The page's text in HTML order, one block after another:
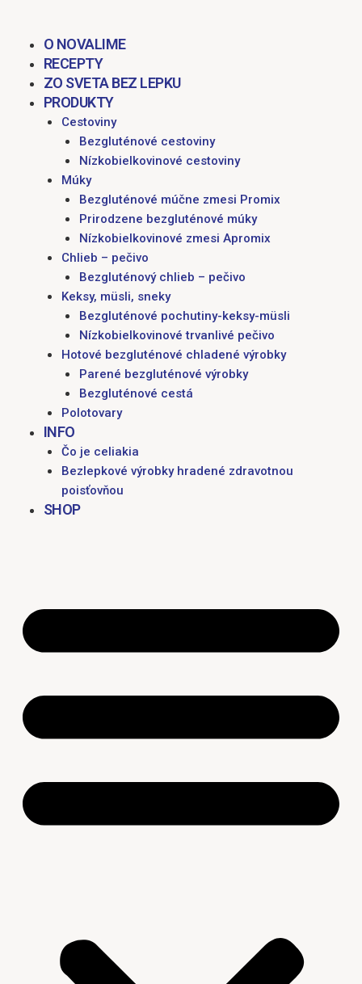
O NOVALIME
RECEPTY
ZO SVETA BEZ LEPKU
PRODUKTY
Cestoviny
Bezgluténové cestoviny
Nízkobielkovinové cestoviny
Múky
Bezgluténové múčne zmesi Promix
Prirodzene bezgluténové múky
Nízkobielkovinové zmesi Apromix
Chlieb – pečivo
Bezgluténový chlieb – pečivo
Keksy, müsli, sneky
Bezgluténové pochutiny-keksy-müsli
Nízkobielkovinové trvanlivé pečivo
Hotové bezgluténové chladené výrobky
Parené bezgluténové výrobky
Bezgluténové cestá
Polotovary
INFO
Čo je celiakia
Bezlepkové výrobky hradené zdravotnou
poisťovňou
SHOP